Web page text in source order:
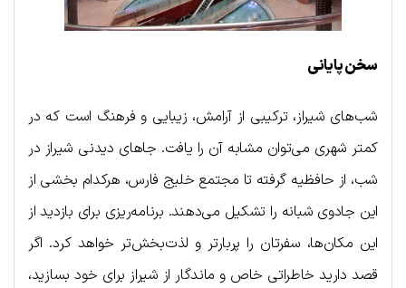
سخن پایانی
شب‌های شیراز، ترکیبی از آرامش، زیبایی و فرهنگ است که در
کمتر شهری می‌توان مشابه آن را یافت. جاهای دیدنی شیراز در
شب، از حافظیه گرفته تا مجتمع خلیج فارس، هرکدام بخشی از
این جادوی شبانه را تشکیل می‌دهند. برنامه‌ریزی برای بازدید از
این مکان‌ها، سفرتان را پربارتر و لذت‌بخش‌تر خواهد کرد. اگر
قصد دارید خاطراتی خاص و ماندگار از شیراز برای خود بسازید،